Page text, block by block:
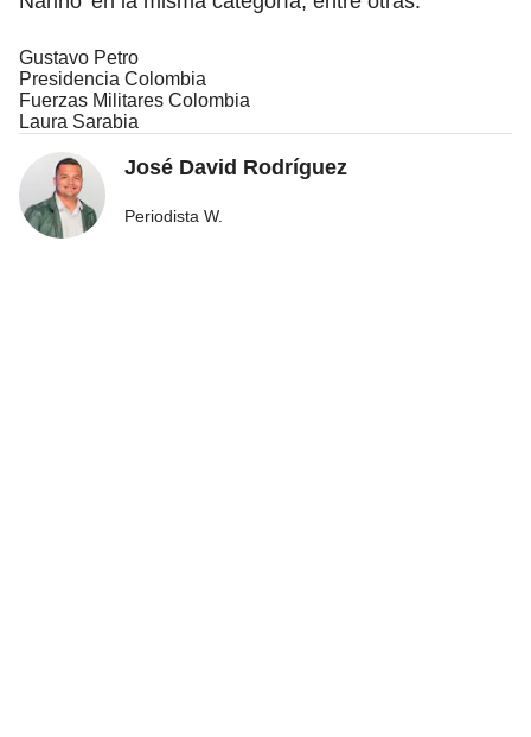
Gustavo Petro
Presidencia Colombia
Fuerzas Militares Colombia
Laura Sarabia
José David Rodríguez
Periodista W.